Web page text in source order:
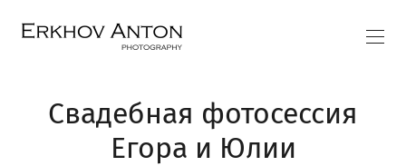
Свадебная фотосессия
Егора и Юлии